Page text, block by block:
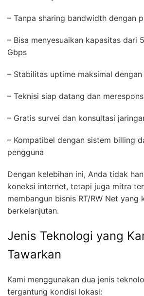
– Tanpa sharing bandwidth dengan
– Bisa menyesuaikan kapasitas dari
Gbps
– Stabilitas uptime maksimal
– Teknisi siap datang dan
– Gratis survei dan konsultasi
– Kompatibel dengan sistem billing
pengguna
Dengan kelebihan ini, Anda tidak
koneksi internet, tetapi juga mitra
membangun bisnis RT/RW Net yang
berkelanjutan.
Jenis Teknologi yang
Tawarkan
Kami menggunakan dua jenis
tergantung kondisi lokasi: